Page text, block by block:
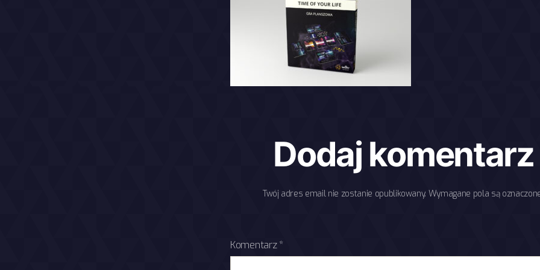
Dodaj komentarz
Twój adres email nie zostanie opublikowany. Wymagane pola są
Komentarz*